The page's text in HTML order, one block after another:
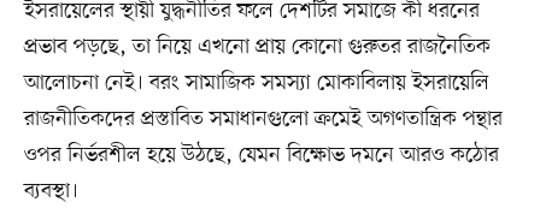
ইসরায়েলের স্থায়ী যুদ্ধনীতির ফলে দেশটির সমাজে কী ধরনের
প্রভাব পড়ছে, তা নিয়ে এখনো প্রায় কোনো গুরুতর রাজনৈতিক
আলোচনা নেই। বরং সামাজিক সমস্যা মোকাবিলায় ইসরায়েলি
রাজনীতিকদের প্রস্তাবিত সমাধানগুলো ক্রমেই অগণতান্ত্রিক পন্থার
ওপর নির্ভরশীল হয়ে উঠছে, যেমন বিক্ষোভ দমনে আরও কঠোর
ব্যবস্থা।